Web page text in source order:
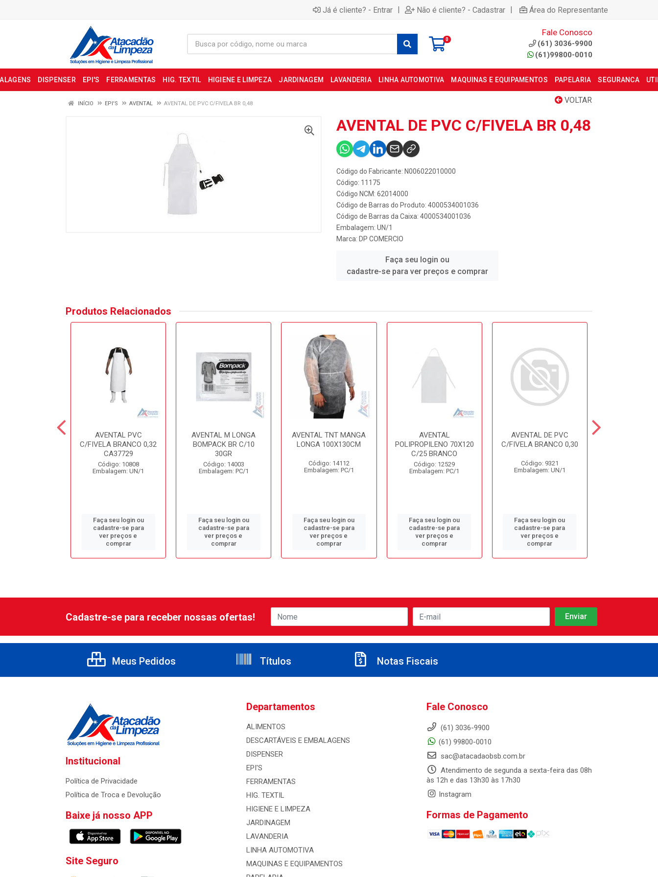
Já é cliente? - Entrar | Não é cliente? - Cadastrar | Área do Representante
0
Fale Conosco
(61) 3036-9900
(61)99800-0010
DISPENSER EPI'S FERRAMENTAS HIG. TEXTIL HIGIENE E LIMPEZA JARDINAGEM LAVANDERIA LINHA AUTOMOTIVA MAQUINAS E EQUIPAMENTOS PAPELARIA SEGURANCA
VOLTAR
INÍCIO EPI'S AVENTAL AVENTAL DE PVC C/FIVELA BR 0,48
AVENTAL DE PVC C/FIVELA BR 0,48
Código do Fabricante: N006022010000
Código: 11175
Código NCM: 62014000
Código de Barras do Produto: 4000534001036
Código de Barras da Caixa: 4000534001036
Embalagem: UN/1
Marca: DP COMERCIO
Faça seu login ou
cadastre-se para ver preços e comprar
Produtos Relacionados
AVENTAL PVC
C/FIVELA BRANCO 0,32
CA37729
Código: 10808
Embalagem: UN/1
Faça seu login ou
cadastre-se para
ver preços e
comprar
AVENTAL M LONGA
BOMPACK BR C/10
30GR
Código: 14003
Embalagem: PC/1
Faça seu login ou
cadastre-se para
ver preços e
comprar
AVENTAL TNT MANGA
LONGA 100X130CM
Código: 14112
Embalagem: PC/1
Faça seu login ou
cadastre-se para
ver preços e
comprar
AVENTAL
POLIPROPILENO 70X120
C/25 BRANCO
Código: 12529
Embalagem: PC/1
Faça seu login ou
cadastre-se para
ver preços e
comprar
AVENTAL DE PVC
C/FIVELA BRANCO 0,30
Código: 9321
Embalagem: UN/1
Faça seu login ou
cadastre-se para
ver preços e
comprar
Cadastre-se para receber nossas ofertas!
Meus Pedidos Títulos Notas Fiscais
Institucional
Política de Privacidade
Política de Troca e Devolução
Baixe já nosso APP
Site Seguro
Departamentos
ALIMENTOS
DESCARTÁVEIS E EMBALAGENS
DISPENSER
EPI'S
FERRAMENTAS
HIG. TEXTIL
HIGIENE E LIMPEZA
JARDINAGEM
LAVANDERIA
LINHA AUTOMOTIVA
MAQUINAS E EQUIPAMENTOS
Fale Conosco
(61) 3036-9900
(61) 99800-0010
sac@atacadaobsb.com.br
Atendimento de segunda a sexta-feira das 08h
às 12h e das 13h30 às 17h30
Instagram
Formas de Pagamento